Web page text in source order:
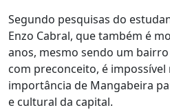
Segundo pesquisas do
Enzo Cabral, que também é
anos, mesmo sendo um
com preconceito, é
importância de Mangabeira
e cultural da capital.